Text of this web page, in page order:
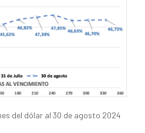
del dólar al 30 de agosto 2024